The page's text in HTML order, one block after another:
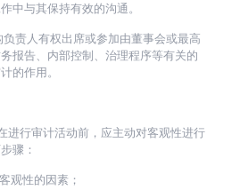
中与其保持有效的沟通。
责人有权出席或参加由董事会或最高
报告、内部控制、治理程序等有关的
的作用。
进行审计活动前，应主动对客观性进行
骤：
性的因素；